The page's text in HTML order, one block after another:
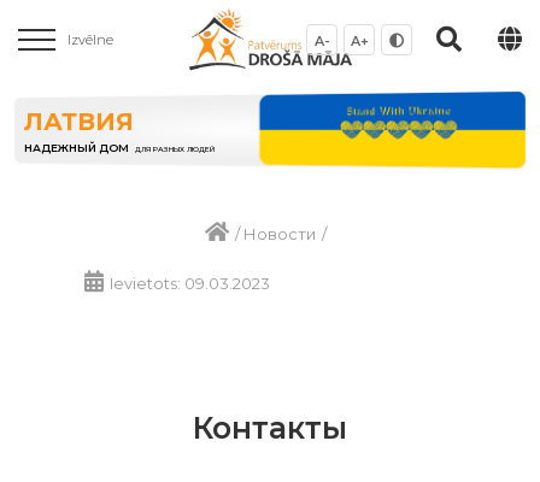
Izvēlne A- A+
ЛАТВИЯ
НАДЕЖНЫЙ ДОМ ДЛЯ РАЗНЫХ ЛЮДЕЙ
/Новости /
Ievietots: 09.03.2023
Контакты